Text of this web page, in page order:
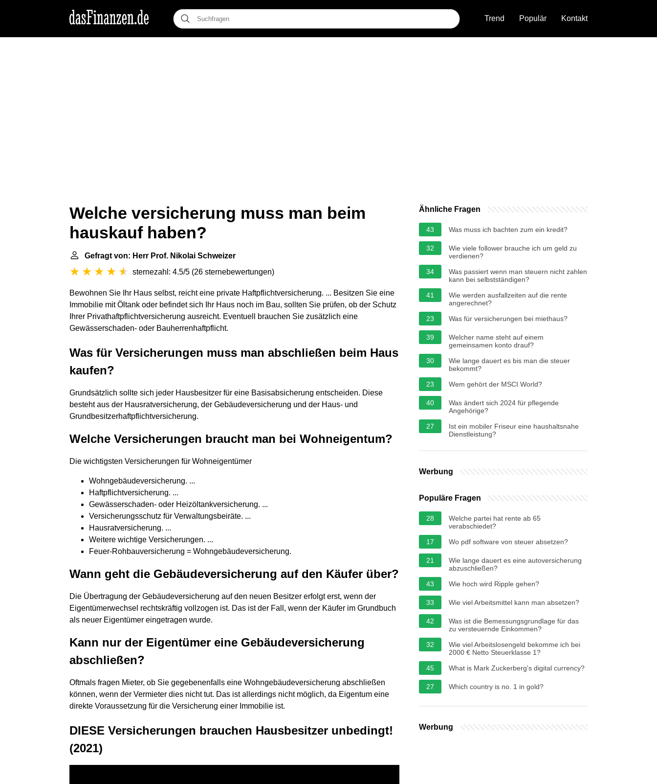
Trend Populär Kontakt
Welche versicherung muss man beim
hauskauf haben?
Gefragt von: Herr Prof. Nikolai Schweizer
sternezahl: 4.5/5 (26 sternebewertungen)
Bewohnen Sie Ihr Haus selbst, reicht eine private Haftpflichtversicherung. ... Besitzen Sie eine
Immobilie mit Öltank oder befindet sich Ihr Haus noch im Bau, sollten Sie prüfen, ob der Schutz
Ihrer Privathaftpflichtversicherung ausreicht. Eventuell brauchen Sie zusätzlich eine
Gewässerschaden- oder Bauherrenhaftpflicht.
Was für Versicherungen muss man abschließen beim Haus
kaufen?
Grundsätzlich sollte sich jeder Hausbesitzer für eine Basisabsicherung entscheiden. Diese
besteht aus der Hausratversicherung, der Gebäudeversicherung und der Haus- und
Grundbesitzerhaftpflichtversicherung.
Welche Versicherungen braucht man bei Wohneigentum?
Die wichtigsten Versicherungen für Wohneigentümer
Wohngebäudeversicherung. ...
Haftpflichtversicherung. ...
Gewässerschaden-​ oder Heizöltankversicherung. ...
Versicherungsschutz für Verwaltungsbeiräte. ...
Hausratversicherung. ...
Weitere wichtige Versicherungen. ...
Feuer-​Rohbauversicherung = Wohngebäudeversicherung.
Wann geht die Gebäudeversicherung auf den Käufer über?
Die Übertragung der Gebäudeversicherung auf den neuen Besitzer erfolgt erst, wenn der
Eigentümerwechsel rechtskräftig vollzogen ist. Das ist der Fall, wenn der Käufer im Grundbuch
als neuer Eigentümer eingetragen wurde.
Kann nur der Eigentümer eine Gebäudeversicherung
abschließen?
Oftmals fragen Mieter, ob Sie gegebenenfalls eine Wohngebäudeversicherung abschließen
können, wenn der Vermieter dies nicht tut. Das ist allerdings nicht möglich, da Eigentum eine
direkte Voraussetzung für die Versicherung einer Immobilie ist.
DIESE Versicherungen brauchen Hausbesitzer unbedingt!
(2021)
Ähnliche Fragen
43 Was muss ich bachten zum ein kredit?
32
Wie viele follower brauche ich um geld zu
verdienen?
34
Was passiert wenn man steuern nicht zahlen
kann bei selbstständigen?
41
Wie werden ausfallzeiten auf die rente
angerechnet?
23
Was für versicherungen bei miethaus?
39
Welcher name steht auf einem
gemeinsamen konto drauf?
30
Wie lange dauert es bis man die steuer
bekommt?
23
Wem gehört der MSCI World?
40
Was ändert sich 2024 für pflegende
Angehörige?
27
Ist ein mobiler Friseur eine haushaltsnahe
Dienstleistung?
Werbung
Populäre Fragen
28
Welche partei hat rente ab 65
verabschiedet?
17
Wo pdf software von steuer absetzen?
21
Wie lange dauert es eine autoversicherung
abzuschließen?
43
Wie hoch wird Ripple gehen?
33 Wie viel Arbeitsmittel kann man absetzen?
42
Was ist die Bemessungsgrundlage für das
zu versteuernde Einkommen?
32
Wie viel Arbeitslosengeld bekomme ich bei
2000 € Netto Steuerklasse 1?
45
What is Mark Zuckerberg's digital currency?
27 Which country is no. 1 in gold?
Werbung